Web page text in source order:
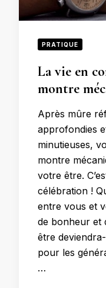
PRATIQUE
La vie en
montre
Après mûre
approfondies
minutieuses,
montre
votre être.
célébration !
entre vous et
de bonheur et
être
pour les
…